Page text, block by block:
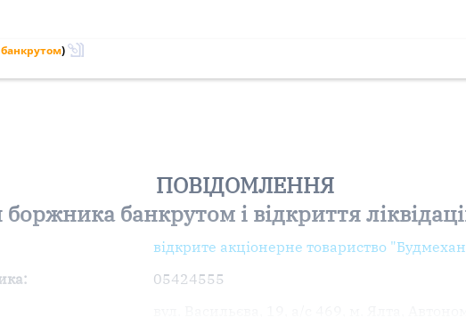
)
ПОВІДОМЛЕННЯ
банкрутом і відкриття
відкрите акціонерне товариство
05424555